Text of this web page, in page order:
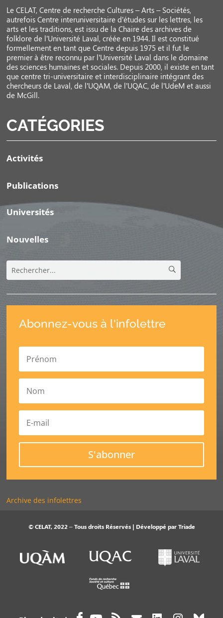
Le CELAT, Centre de recherche Cultures – Arts – Sociétés,
autrefois Centre interuniversitaire d’études sur les lettres, les
arts et les traditions, est issu de la Chaire des archives de
folklore de l’Université Laval, créée en 1944. Il est constitué
formellement en tant que Centre depuis 1975 et il fut le
premier à être reconnu par l’Université Laval dans le domaine
des sciences humaines et sociales. Depuis 2000, il existe en tant
que centre tri-universitaire et interdisciplinaire intégrant des
chercheurs de Laval, de l’UQAM, de l’UQAC, de l’UdeM et aussi
de McGill.
CATÉGORIES
Activités
Publications
Universités
Nouvelles
Abonnez-vous à l'infolettre
S'abonner
Archive des infolettres
© CELAT, 2022 – Tous droits Réservés | Développé parTriade